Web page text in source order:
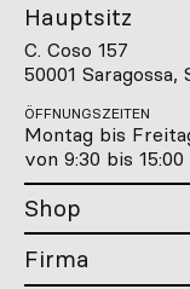
Hauptsitz
C. Coso 157
50001 Saragossa,
ÖFFNUNGSZEITEN
Montag bis
von 9:30 bis
Shop
Firma